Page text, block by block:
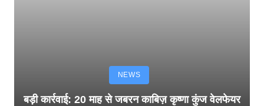
NEWS
बड़ी कार्रवाई: 20 माह से जबरन काबिज़ कृष्णा कुंज वेलफेयर